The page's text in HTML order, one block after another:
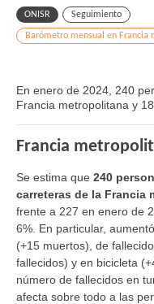
ONISR Seguimiento
Barómetro mensual en
En enero de 2024, 240
Francia metropolitana y
Francia
Se estima que 240
carreteras de la Francia
frente a 227 en enero de
6%. En particular,
(+15 muertos), de
fallecidos) y en bicicleta
número de fallecidos en
afecta sobre todo a las